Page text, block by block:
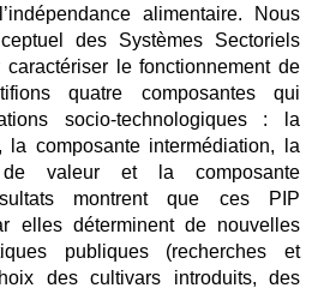
alimentaire. Nous
des Systèmes Sectoriels
caractériser le fonctionnement de
quatre composantes qui
socio-technologiques : la
la composante intermédiation, la
de valeur et la composante
montrent que ces PIP
elles déterminent de nouvelles
publiques (recherches et
des cultivars introduits, des